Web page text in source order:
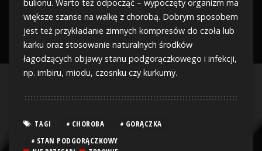
bulionu. Warto też odpocząć – wypoczęty organizm ma
większe szanse na walkę z chorobą. Dobrym sposobem
jest też przykładanie zimnych kompresów do czoła lub
karku oraz stosowanie naturalnych środków
łagodzących objawy stanu podgorączkowego i infekcji,
np. imbiru, miodu, czosnku czy kurkumy.
TAGI CHOROBA
GORĄCZKA
STAN PODGORĄCZKOWY